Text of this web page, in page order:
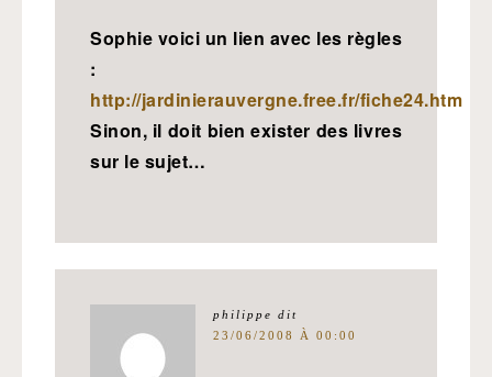
Sophie voici un lien avec les règles
:
http://jardinierauvergne.free.fr/fiche24.htm
Sinon, il doit bien exister des livres
sur le sujet…
philippe dit
23/06/2008 À 00:00